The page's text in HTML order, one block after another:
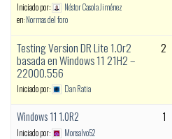
Iniciado por:
Néstor Casola Jiménez
en:Normas del foro
Testing Version DR Lite 1.0r2
basada en Windows 11 21H2 –
22000.556
Iniciado por: Dan Ratia
2
Windows 11 1.0R2
Iniciado por: Monsalvo52
1